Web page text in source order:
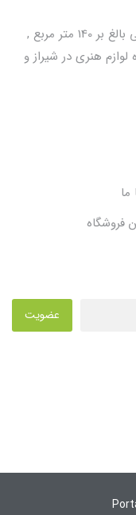
در سال 1401 با افتتاح شعبه مرکزی در فضایی بالغ بر 140 متر مربع ,
هنری در شیراز و
فروشگاه
عضویت